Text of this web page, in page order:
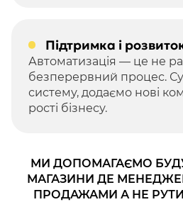
Підтримка і
Автоматизація — це не
безперервний процес.
систему, додаємо нові
рості бізнесу.
МИ ДОПОМАГАЄМО
МАГАЗИНИ ДЕ
ПРОДАЖАМИ А НЕ